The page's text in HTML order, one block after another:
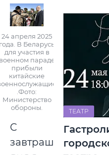
24 апреля 2025
В Беларусь
для участия в
параде
прибыли
китайские
.Фото:
Министерство
обороны.
С
завтрашнего
ТЕАТР